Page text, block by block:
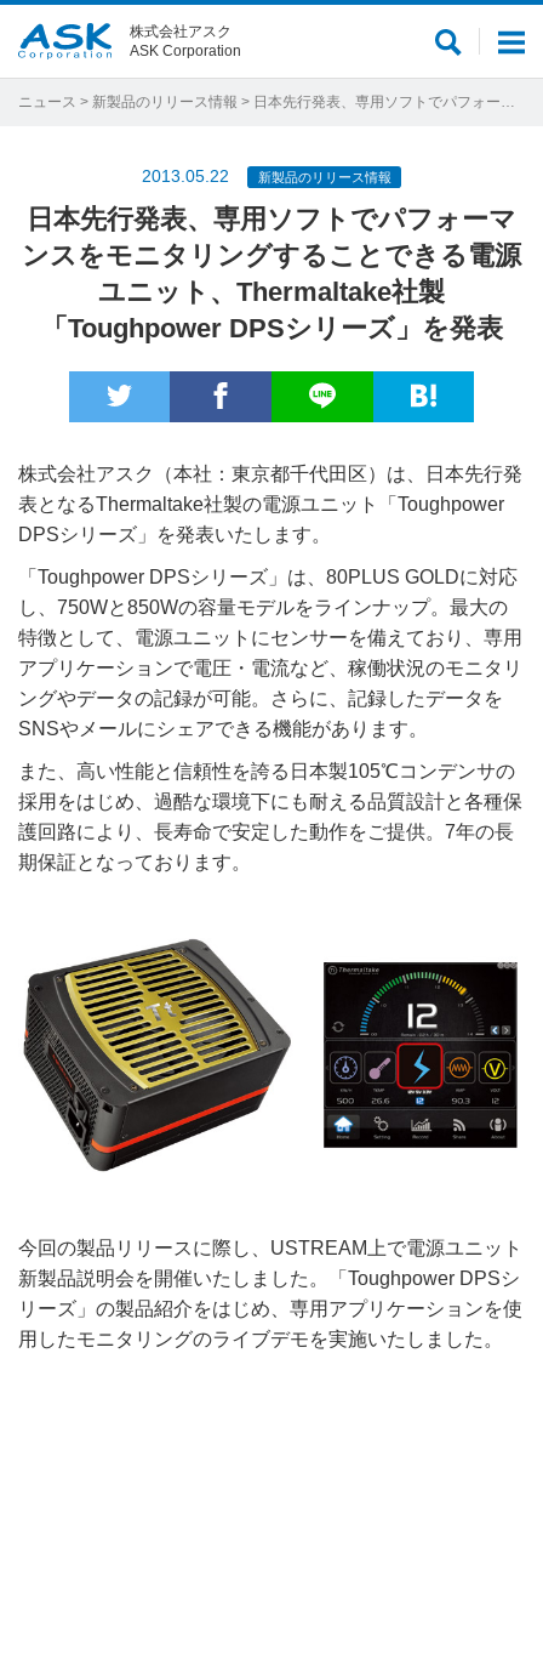
メ
ュ
サ
ト
株式会社アスク
ASK Corporation
ニュース > 新製品のリリース情報 > 日本先行発表、専用ソフトでパフォーマンスをモニタリングすることできる電源ユニット、Thermaltake社製「Toughpower DPSシリーズ」を発表
2013.05.22 新製品のリリース情報
日本先行発表、専用ソフトでパフォーマ
ンスをモニタリングすることできる電源
ユニット、Thermaltake社製
「Toughpower DPSシリーズ」を発表
株式会社アスク（本社：東京都千代田区）は、日本先行発
表となるThermaltake社製の電源ユニット「Toughpower
DPSシリーズ」を発表いたします。
「Toughpower DPSシリーズ」は、80PLUS GOLDに対応
し、750Wと850Wの容量モデルをラインナップ。最大の
特徴として、電源ユニットにセンサーを備えており、専用
アプリケーションで電圧・電流など、稼働状況のモニタリ
ングやデータの記録が可能。さらに、記録したデータを
SNSやメールにシェアできる機能があります。
また、高い性能と信頼性を誇る日本製105℃コンデンサの
採用をはじめ、過酷な環境下にも耐える品質設計と各種保
護回路により、長寿命で安定した動作をご提供。7年の長
期保証となっております。
今回の製品リリースに際し、USTREAM上で電源ユニット
新製品説明会を開催いたしました。「Toughpower DPSシ
リーズ」の製品紹介をはじめ、専用アプリケーションを使
用したモニタリングのライブデモを実施いたしました。